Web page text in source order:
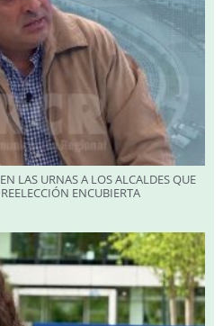
LAS URNAS A LOS ALCALDES QUE
ENCUBIERTA